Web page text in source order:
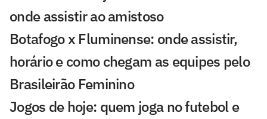
onde assistir ao amistoso
Botafogo x Fluminense: onde assistir,
horário e como chegam as equipes pelo
Brasileirão Feminino
Jogos de hoje: quem joga no futebol e